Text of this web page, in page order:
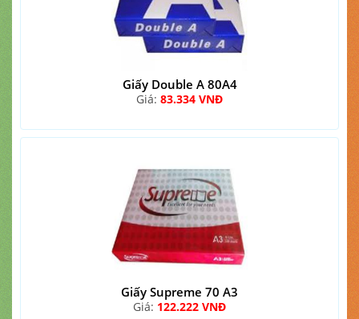
Giấy Double A 80A4
Giá: 83.334 VNĐ
Giấy Supreme 70 A3
Giá: 122.222 VNĐ